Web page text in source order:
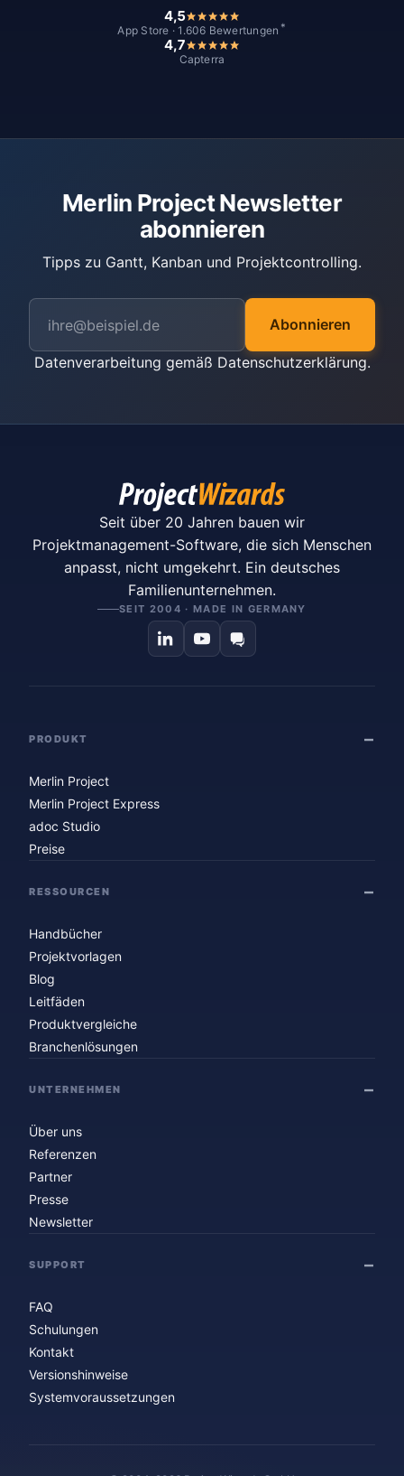
4,5
App Store · 1.606 Bewertungen *
4,7
Capterra
Merlin Project Newsletter
abonnieren
Tipps zu Gantt, Kanban und Projektcontrolling.
Abonnieren
Datenverarbeitung gemäß Datenschutzerklärung.
Seit über 20 Jahren bauen wir
Projektmanagement-Software, die sich Menschen
anpasst, nicht umgekehrt. Ein deutsches
Familienunternehmen.
SEIT 2004 · MADE IN GERMANY
PRODUKT
Merlin Project
Merlin Project Express
adoc Studio
Preise
RESSOURCEN
Handbücher
Projektvorlagen
Blog
Leitfäden
Produktvergleiche
Branchenlösungen
UNTERNEHMEN
Über uns
Referenzen
Partner
Presse
Newsletter
SUPPORT
FAQ
Schulungen
Kontakt
Versionshinweise
Systemvoraussetzungen